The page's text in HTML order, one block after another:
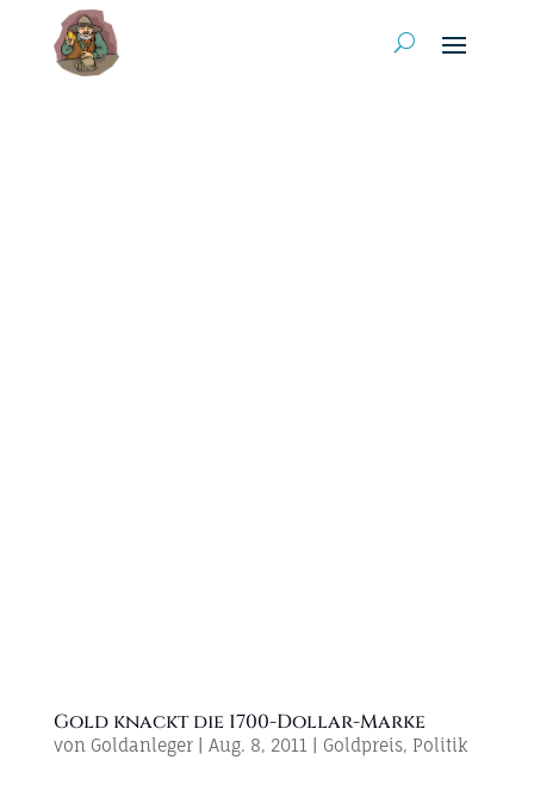
Gold knackt die 1700-Dollar-Marke
von Goldanleger| Aug. 8, 2011 Goldpreis, Politik